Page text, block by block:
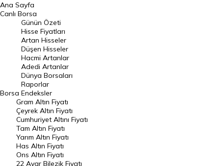
BIST 100 Hisseleri
En Çok Artan Hisseler
En Çok Düşen Hisseler
Hacmi Artanlar
Geçmiş Kapanışlar
Dünya Borsaları
Raporlar
Endeksler
DÖVİZ
Döviz Kuru
Ana Sayfa
Canlı Borsa
Borsa
Günün Özeti
Hisse Fiyatları
Artan Hisseler
Düşen Hisseler
Hacmi Artanlar
Adedi Artanlar
Dünya Borsaları
Raporlar
Endeksler
Gram Altın Fiyatı
Çeyrek Altın Fiyatı
Cumhuriyet Altını Fiyatı
Tam Altın Fiyatı
Yarım Altın Fiyatı
Has Altın Fiyatı
Ons Altın Fiyatı
22 Ayar Bilezik Fiyatı